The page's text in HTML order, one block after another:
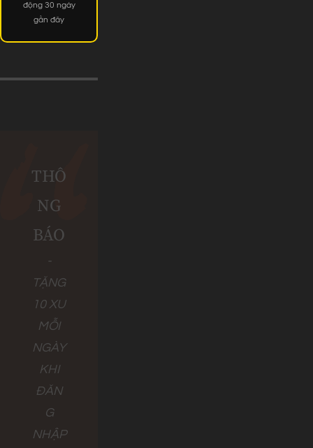
động 30 ngày
gần đây
THÔ
NG
BÁO
-
TẶNG
10 XU
MỖI
NGÀY
KHI
ĐĂN
G
NHẬP